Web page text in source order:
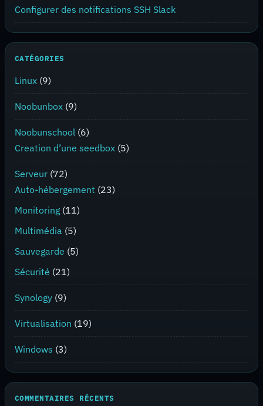
Configurer des notifications SSH Slack
CATÉGORIES
Linux (9)
Noobunbox (9)
Noobunschool (6)
Creation d’une seedbox (5)
Serveur (72)
Auto-hébergement (23)
Monitoring (11)
Multimédia (5)
Sauvegarde (5)
Sécurité (21)
Synology (9)
Virtualisation (19)
Windows (3)
COMMENTAIRES RÉCENTS